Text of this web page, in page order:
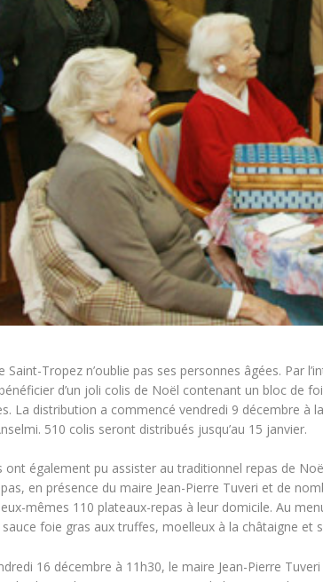
Saint-Tropez n’oublie pas ses personnes âgées. Par
d’un joli colis de Noël contenant un bloc de
La distribution a commencé vendredi 9 décembre à
510 colis seront distribués jusqu’au 15 janvier.
ont également pu assister au traditionnel repas de
en présence du maire Jean-Pierre Tuveri et de
mêmes 110 plateaux-repas à leur domicile. Au
foie gras aux truffes, moelleux à la châtaigne et
16 décembre à 11h30, le maire Jean-Pierre